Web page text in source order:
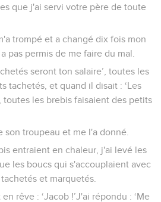
que j'ai servi votre père de toute
trompé et a changé dix fois mon
pas permis de me faire du mal.
seront ton salaire’, toutes les
tachetés, et quand il disait : ‘Les
toutes les brebis faisaient des petits
son troupeau et me l'a donné.
entraient en chaleur, j'ai levé les
les boucs qui s'accouplaient avec
et marquetés.
rêve : ‘Jacob !’J'ai répondu : ‘Me